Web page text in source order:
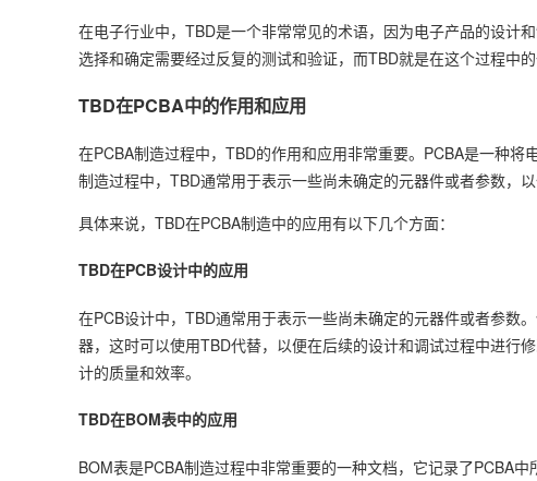
在电子行业中，TBD是一个非常常见的术语，因为电子产品的设计
选择和确定需要经过反复的测试和验证，而TBD就是在这个过程中的
TBD在PCBA中的作用和应用
在PCBA制造过程中，TBD的作用和应用非常重要。PCBA是一种
制造过程中，TBD通常用于表示一些尚未确定的元器件或者参数，
具体来说，TBD在PCBA制造中的应用有以下几个方面：
TBD在PCB设计中的应用
在PCB设计中，TBD通常用于表示一些尚未确定的元器件或者参数
器，这时可以使用TBD代替，以便在后续的设计和调试过程中进行
计的质量和效率。
TBD在BOM表中的应用
BOM表是PCBA制造过程中非常重要的一种文档，它记录了PCBA